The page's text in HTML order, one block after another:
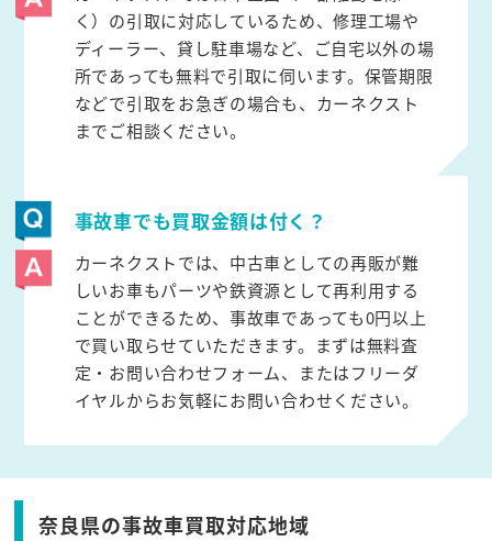
く）の引取に対応しているため、修理工場や
ディーラー、貸し駐車場など、ご自宅以外の場
所であっても無料で引取に伺います。保管期限
などで引取をお急ぎの場合も、カーネクスト
までご相談ください。
事故車でも買取金額は付く？
カーネクストでは、中古車としての再販が難
しいお車もパーツや鉄資源として再利用する
ことができるため、事故車であっても0円以上
で買い取らせていただきます。まずは無料査
定・お問い合わせフォーム、またはフリーダ
イヤルからお気軽にお問い合わせください。
奈良県の事故車買取対応地域